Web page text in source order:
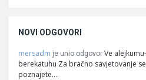
NOVI ODGOVORI
mersadm je unio odgovor Ve
berekatuhu Za bračno savjetovanje
poznajete.…